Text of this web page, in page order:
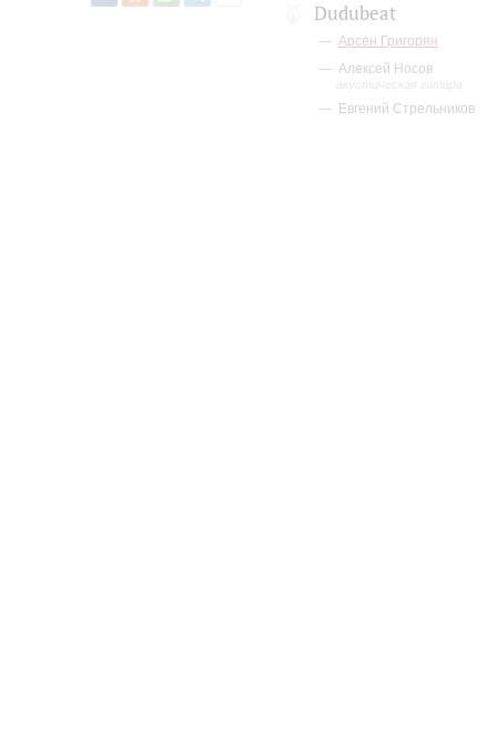
Dudubeat
Арсен Григорян
Алексей Носов
акустическая гитара
Евгений Стрельников